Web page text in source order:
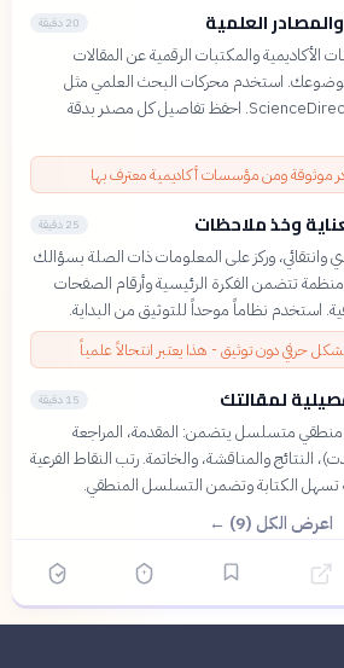
العلمية 20 دقيقة
الأكاديمية والمكتبات الرقمية عن المقالات
استخدم محركات البحث العلمي مثل
Google Scholar وScienceDirect. احفظ تفاصيل كل مصدر بدقة
موثوقة ومن مؤسسات أكاديمية معترف بها
وخذ ملاحظات 25 دقيقة
وانتقائي، وركز على المعلومات ذات الصلة بسؤالك
تتضمن الفكرة الرئيسية وأرقام الصفحات
استخدم نظاماً موحداً للتوثيق من البداية.
حرفي دون توثيق - هذا يعتبر انتحالاً علمياً
لمقالتك 15 دقيقة
متسلسل يتضمن: المقدمة، المراجعة
النتائج والمناقشة، والخاتمة. رتب النقاط الفرعية
الكتابة وتضمن التسلسل المنطقي.
اعرض الكل (9) ←